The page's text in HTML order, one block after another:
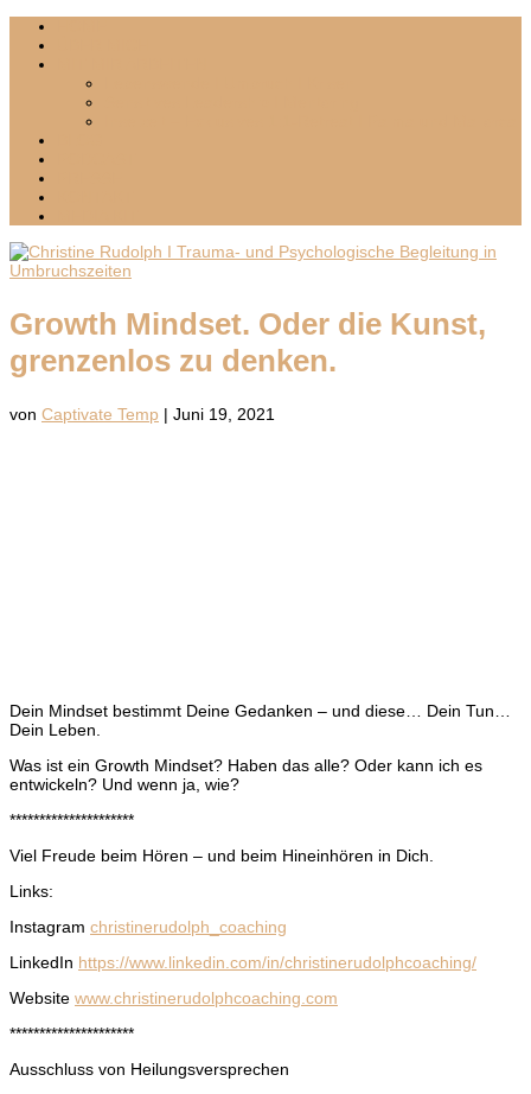
Growth Mindset. Oder die Kunst,
grenzenlos zu denken.
von Captivate Temp | Juni 19, 2021
Dein Mindset bestimmt Deine Gedanken – und diese… Dein Tun…
Dein Leben.
Was ist ein Growth Mindset? Haben das alle? Oder kann ich es
entwickeln? Und wenn ja, wie?
*********************
Viel Freude beim Hören – und beim Hineinhören in Dich.
Links:
Instagram christinerudolph_coaching
LinkedIn https://www.linkedin.com/in/christinerudolphcoaching/
Website www.christinerudolphcoaching.com
*********************
Ausschluss von Heilungsversprechen